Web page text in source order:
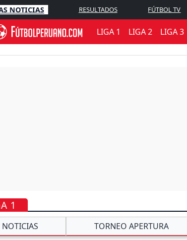
NOTICIAS RESULTADOS FÚTBOL TV
LIGA 1 LIGA 2 LIGA 3
1
NOTICIAS TORNEO APERTURA